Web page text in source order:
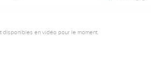
disponibles en vidéo pour le moment.